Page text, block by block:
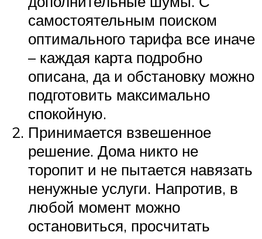
самостоятельным поиском
оптимального тарифа все иначе
– каждая карта подробно
описана, да и обстановку можно
подготовить максимально
спокойную.
Принимается взвешенное
решение. Дома никто не
торопит и не пытается навязать
ненужные услуги. Напротив, в
любой момент можно
остановиться, просчитать